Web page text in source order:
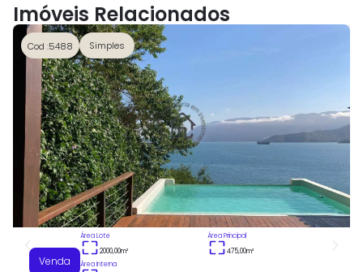
Imóveis Relacionados
Cod :5488 Simples
Venda
Área Lote
2000,00m²
Área Principal
475,00m²
Área Interna